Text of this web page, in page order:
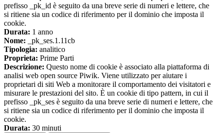
prefisso _pk_id è seguito da una breve serie di numeri e lettere, che
si ritiene sia un codice di riferimento per il dominio che imposta il
cookie.
Durata: 1 anno
Nome: _pk_ses.1.11cb
Tipologia: analitico
Proprieta: Prime Parti
Descrizione: Questo nome di cookie è associato alla piattaforma di
analisi web open source Piwik. Viene utilizzato per aiutare i
proprietari di siti Web a monitorare il comportamento dei visitatori e
misurare le prestazioni del sito. È un cookie di tipo pattern, in cui il
prefisso _pk_ses è seguito da una breve serie di numeri e lettere, che
si ritiene sia un codice di riferimento per il dominio che imposta il
cookie.
Durata: 30 minuti